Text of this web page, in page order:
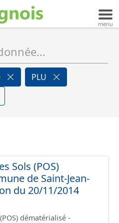
PLU
Sols (POS)
de Saint-Jean-
du 20/11/2014
dématérialisé -